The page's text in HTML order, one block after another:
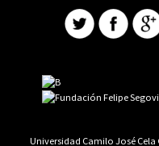
Universidad Camilo José